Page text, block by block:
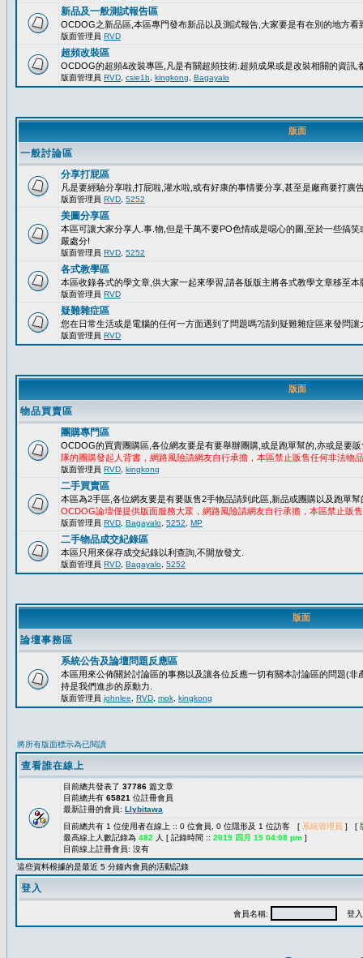
新品及一般測試報告區
OCDOG之新品區,本區專門發布新品以及測試報告,大家要是有在別的地方看
版面管理員 RVD
超頻改裝區
OCDOG的超頻&改裝專區,凡是有關超頻技術.超頻成果或是改裝相關的資訊,
版面管理員 RVD csie1b kingkong Bagayalo
版面
一般討論區
分享打屁區
凡是要經驗分享啦,打屁啦,灌水啦,或有好康的事情要分享,甚至是廠商要打廣
版面管理員 RVD 5252
美圖分享區
本區可讓大家分享人.事.物,但是千萬不要PO色情或是噁心的圖,至於一些搞
嚴處分!
版面管理員 RVD 5252
各式教學區
本區收錄各式的學文章,供大家一起來學習,請各版版主將各式教學文章移至本
版面管理員 RVD
疑難雜症區
您在日常生活或是電腦的任何一方面遇到了問題嗎?請到疑難雜症區來發問讓
版面管理員 RVD
版面
物品買賣區
團購專門區
OCDOG的買賣團購區,各位網友要是有要舉辦團購,或是跑單幫的,亦或是要
隊的團購發起人背書，網路風險請網友自行承擔，本區禁止販售任何非法物
版面管理員 RVD kingkong
二手買賣區
本區為2手區,各位網友要是有要販售2手物品請到此區,新品或團購以及跑單
OCDOG論壇僅提供版面服務大眾，網路風險請網友自行承擔，本區禁止販
版面管理員 RVD Bagayalo 5252 MP
二手物品成交紀錄區
本區只用來保存成交紀錄以利查詢,不開放發文.
版面管理員 RVD Bagayalo 5252
版面
論壇事務區
系統公告及論壇問題反應區
本區用來公佈關於討論區的事務以及讓各位反應一切有關本討論區的問題(
持是我們進步的原動力.
版面管理員 johnlee RVD mok kingkong
將所有版面標示為已閱讀
查看誰在線上
目前總共發表了 37786 篇文章
目前總共有 65821 位註冊會員
最新註冊的會員: Llybitawa
目前總共有 1 位使用者在線上 :: 0 位會員, 0 位隱形及 1 位訪客 [ 系統管理員 ] [
最高線上人數記錄為 482 人 [ 記錄時間 :: 2019 四月 15 04:08 pm ]
目前線上註冊會員: 沒有
這些資料根據的是最近 5 分鐘內會員的活動記錄
登入
會員名稱: 登入